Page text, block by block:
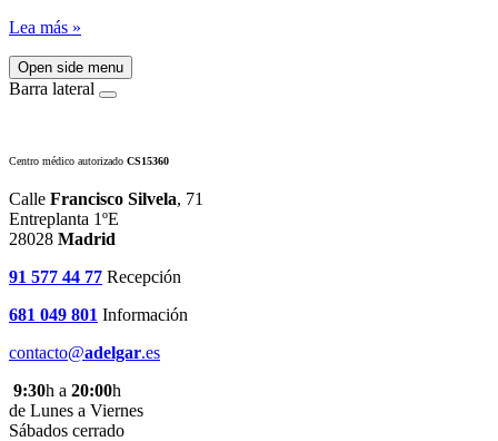
Lea más »
Open side menu
Barra lateral
Centro médico autorizado CS15360
Calle Francisco Silvela, 71
Entreplanta 1ºE
28028 Madrid
91 577 44 77 Recepción
681 049 801 Información
contacto@adelgar.es
9:30h a 20:00h
de Lunes a Viernes
Sábados cerrado